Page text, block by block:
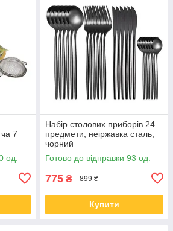
7
од.
Набір столових приборів 24
предмети, неіржавка сталь,
чорний
Готово до відправки 93 од.
775 ₴ 899 ₴
Купити